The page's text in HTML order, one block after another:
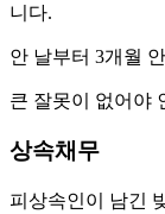
니다.
안 날부터 3개월
큰 잘못이 없어야
상속채무
피상속인이 남긴